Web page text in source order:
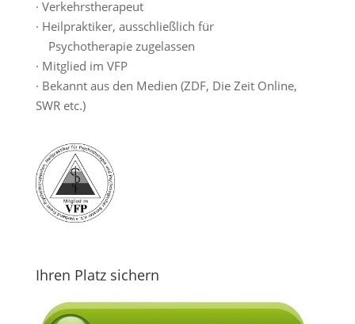
· Verkehrstherapeut
· Heilpraktiker, ausschließlich für
Psychotherapie zugelassen
· Mitglied im VFP
· Bekannt aus den Medien (ZDF, Die Zeit Online,
SWR etc.)
Ihren Platz sichern